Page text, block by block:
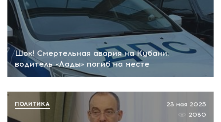
Шок! Смертельная авария на Кубани:
водитель «Лады» погиб на месте
23 мая 2025
2080
ПОЛИТИКА